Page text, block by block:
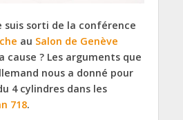
suis sorti de la conférence
au Salon de Genève
cause ? Les arguments que
nous a donné pour
4 cylindres dans les
718.